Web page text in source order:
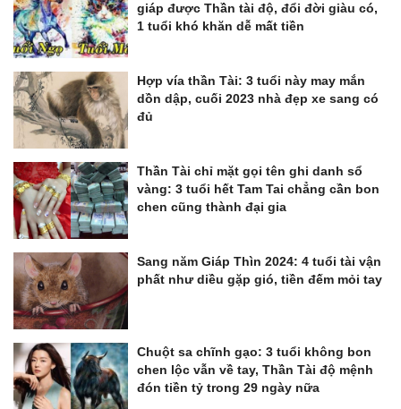
giáp được Thần tài độ, đổi đời giàu có,
1 tuổi khó khăn dễ mất tiền
Hợp vía thần Tài: 3 tuổi này may mắn
dồn dập, cuối 2023 nhà đẹp xe sang có
đủ
Thần Tài chỉ mặt gọi tên ghi danh sổ
vàng: 3 tuổi hết Tam Tai chẳng cần bon
chen cũng thành đại gia
Sang năm Giáp Thìn 2024: 4 tuổi tài vận
phất như diều gặp gió, tiền đếm mỏi tay
Chuột sa chĩnh gạo: 3 tuổi không bon
chen lộc vẫn về tay, Thần Tài độ mệnh
đón tiền tỷ trong 29 ngày nữa